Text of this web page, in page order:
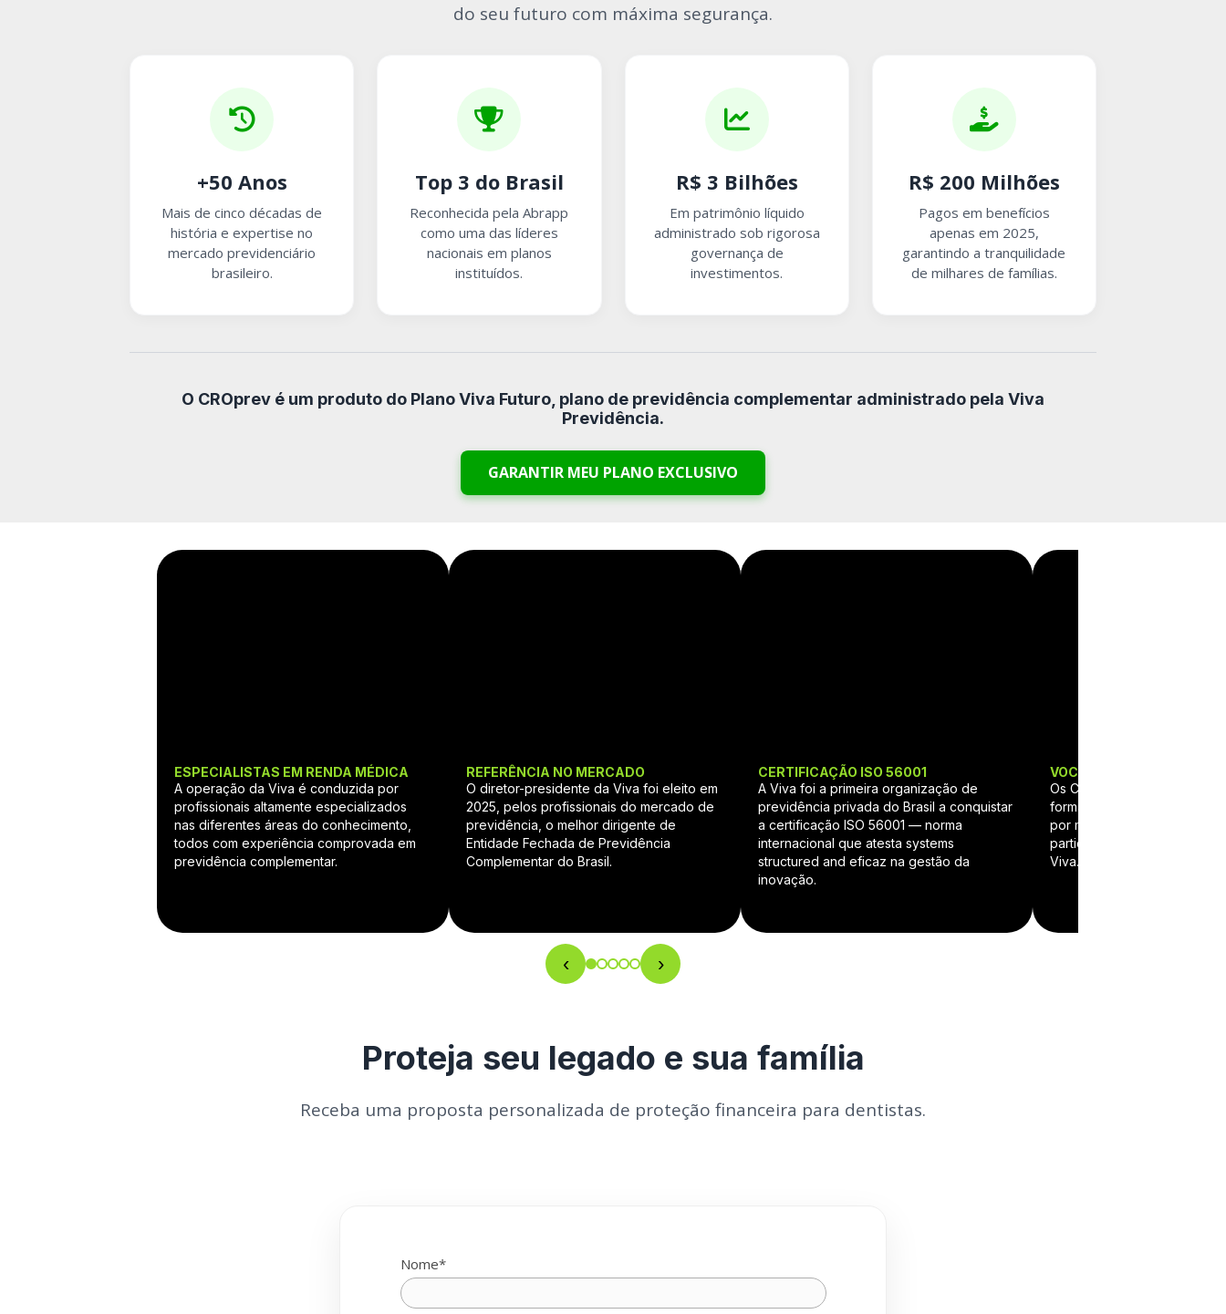
do seu futuro com máxima segurança.
+50 Anos
Mais de cinco décadas de
história e expertise no
mercado previdenciário
brasileiro.
Top 3 do Brasil
Reconhecida pela Abrapp
como uma das líderes
nacionais em planos
instituídos.
R$ 3 Bilhões
Em patrimônio líquido
administrado sob rigorosa
governança de
investimentos.
R$ 200 Milhões
Pagos em benefícios
apenas em 2025,
garantindo a tranquilidade
de milhares de famílias.
O CROprev é um produto do Plano Viva Futuro, plano de previdência complementar administrado pela Viva
Previdência.
GARANTIR MEU PLANO EXCLUSIVO
ESPECIALISTAS EM RENDA MÉDICA
A operação da Viva é conduzida por
profissionais altamente especializados
nas diferentes áreas do conhecimento,
todos com experiência comprovada em
previdência complementar.
REFERÊNCIA NO MERCADO
O diretor-presidente da Viva foi eleito em
2025, pelos profissionais do mercado de
previdência, o melhor dirigente de
Entidade Fechada de Previdência
Complementar do Brasil.
CERTIFICAÇÃO ISO 56001
A Viva foi a primeira organização de
previdência privada do Brasil a conquistar
a certificação ISO 56001 — norma
internacional que atesta systems
structured and eficaz na gestão da
inovação.
VOCÊ NO CONSELHO
Os Conselhos Deliberativo e
formados por participantes
por meio de eleição. Ou
participante integra a
Viva.
‹ ›
Proteja seu legado e sua família
Receba uma proposta personalizada de proteção financeira para dentistas.
Nome*